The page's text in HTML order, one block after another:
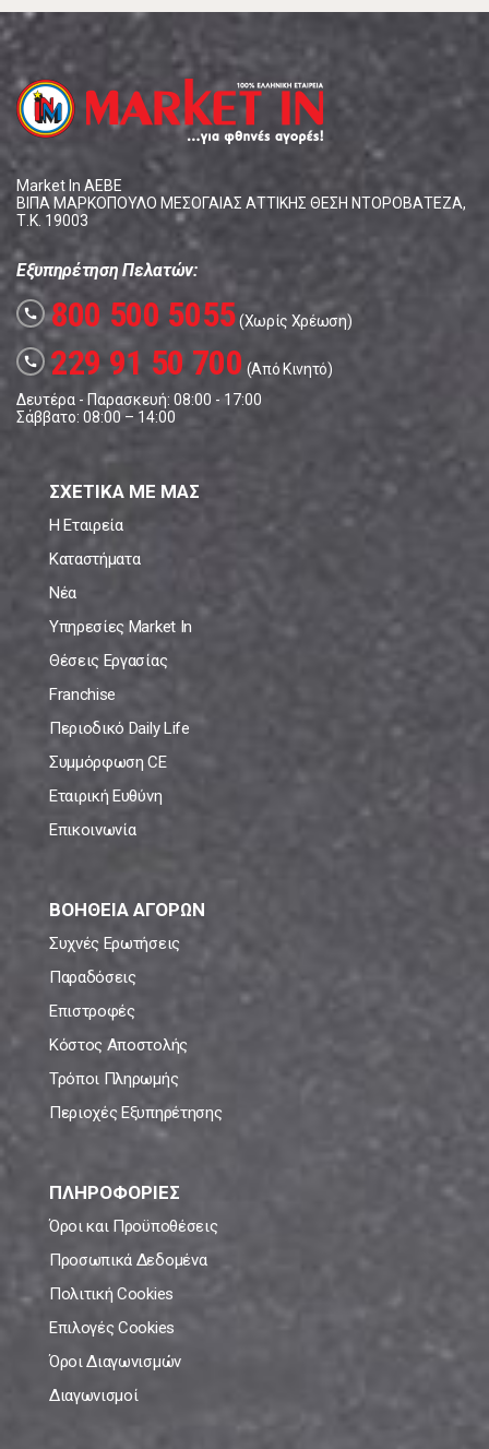
Market In ΑΕΒΕ
ΒΙΠΑ ΜΑΡΚΟΠΟΥΛΟ ΜΕΣΟΓΑΙΑΣ ΑΤΤΙΚΗΣ ΘΕΣΗ ΝΤΟΡΟΒΑΤΕΖΑ,
Τ.Κ. 19003
Εξυπηρέτηση Πελατών:
call 800 500 5055(Χωρίς Χρέωση)
call 229 91 50 700 (Από Κινητό)
Δευτέρα - Παρασκευή: 08:00 - 17:00
Σάββατο: 08:00 – 14:00
ΣΧΕΤΙΚΑ ΜΕ ΜΑΣ
Η Εταιρεία
Καταστήματα
Νέα
Υπηρεσίες Market In
Θέσεις Εργασίας
Franchise
Περιοδικό Daily Life
Συμμόρφωση CE
Εταιρική Ευθύνη
Επικοινωνία
ΒΟΗΘΕΙΑ ΑΓΟΡΩΝ
Συχνές Ερωτήσεις
Παραδόσεις
Επιστροφές
Κόστος Αποστολής
Τρόποι Πληρωμής
Περιοχές Εξυπηρέτησης
ΠΛΗΡΟΦΟΡΙΕΣ
Όροι και Προϋποθέσεις
Προσωπικά Δεδομένα
Πολιτική Cookies
Επιλογές Cookies
Όροι Διαγωνισμών
Διαγωνισμοί